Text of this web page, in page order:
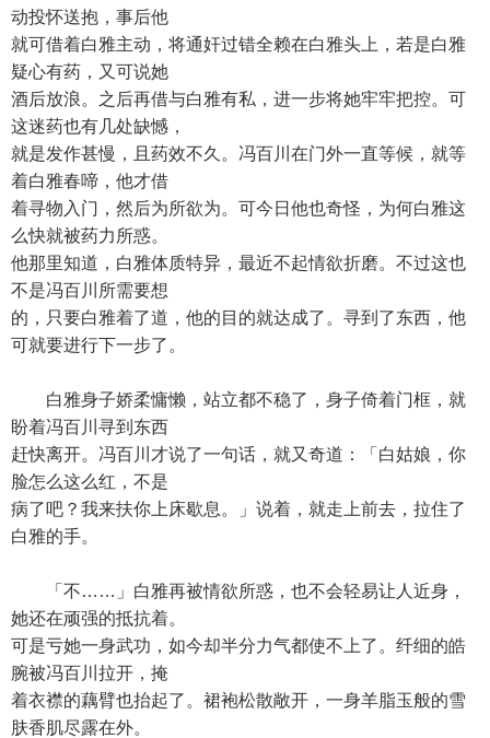
动投怀送抱，事后他
就可借着白雅主动，将通奸过错全赖在白雅头上，若是白雅
疑心有药，又可说她
酒后放浪。之后再借与白雅有私，进一步将她牢牢把控。可
这迷药也有几处缺憾，
就是发作甚慢，且药效不久。冯百川在门外一直等候，就等
着白雅春啼，他才借
着寻物入门，然后为所欲为。可今日他也奇怪，为何白雅这
么快就被药力所惑。
他那里知道，白雅体质特异，最近不起情欲折磨。不过这也
不是冯百川所需要想
的，只要白雅着了道，他的目的就达成了。寻到了东西，他
可就要进行下一步了。
白雅身子娇柔慵懒，站立都不稳了，身子倚着门框，就
盼着冯百川寻到东西
赶快离开。冯百川才说了一句话，就又奇道：「白姑娘，你
脸怎么这么红，不是
病了吧？我来扶你上床歇息。」说着，就走上前去，拉住了
白雅的手。
「不……」白雅再被情欲所惑，也不会轻易让人近身，
她还在顽强的抵抗着。
可是亏她一身武功，如今却半分力气都使不上了。纤细的皓
腕被冯百川拉开，掩
着衣襟的藕臂也抬起了。裙袍松散敞开，一身羊脂玉般的雪
肤香肌尽露在外。